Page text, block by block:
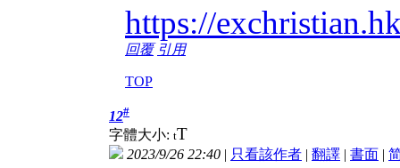
https://
回覆 引用
TOP
12#
字體大小: tT
2023/9/26 22:40 | 只看該作者 | 翻譯 | 書面 |